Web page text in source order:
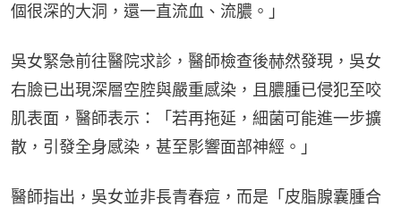
個很深的大洞，還一直流血、流膿。」
吳女緊急前往醫院求診，醫師檢查後赫然發現，吳女
右臉已出現深層空腔與嚴重感染，且膿腫已侵犯至咬
肌表面，醫師表示：「若再拖延，細菌可能進一步擴
散，引發全身感染，甚至影響面部神經。」
醫師指出，吳女並非長青春痘，而是「皮脂腺囊腫合